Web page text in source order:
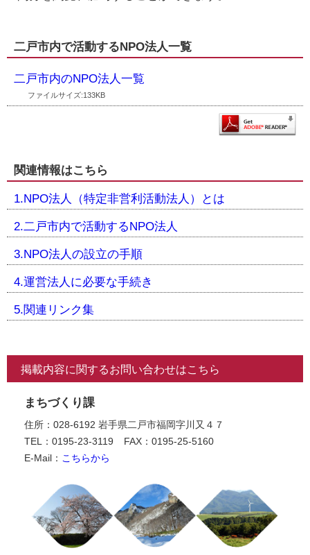
二戸市内で活動するNPO法人一覧
二戸市内のNPO法人一覧
ファイルサイズ:133KB
関連情報はこちら
1.NPO法人（特定非営利活動法人）とは
2.二戸市内で活動するNPO法人
3.NPO法人の設立の手順
4.運営法人に必要な手続き
5.関連リンク集
掲載内容に関するお問い合わせはこちら
まちづくり課
住所：028-6192 岩手県二戸市福岡字川又４７
TEL：0195-23-3119
FAX：0195-25-5160
E-Mail： こちらから